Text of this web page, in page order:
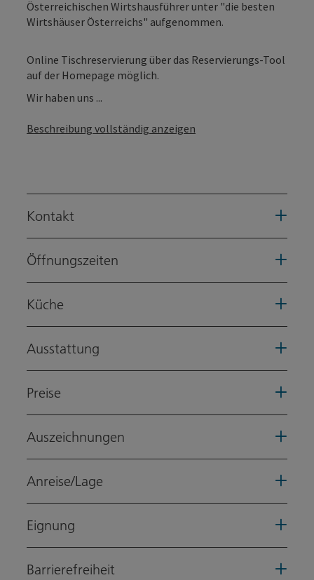
Österreichischen Wirtshausführer unter "die besten
Wirtshäuser Österreichs" aufgenommen.
Online Tischreservierung über das Reservierungs-Tool
auf der Homepage möglich.
Wir haben uns ...
Beschreibung vollständig anzeigen
Kontakt
Öffnungszeiten
Küche
Ausstattung
Preise
Auszeichnungen
Anreise/Lage
Eignung
Barrierefreiheit